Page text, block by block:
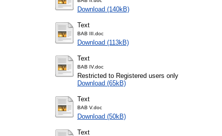
Download (140kB)
Text
BAB III.doc
Download (113kB)
Text
BAB IV.doc
Restricted to Registered users only
Download (65kB)
Text
BAB V.doc
Download (50kB)
Text